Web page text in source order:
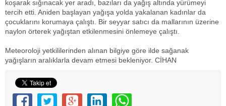
koşarak sığınacak yer aradı, bazıları da yağış altında yürümeyi
tercih etti. Aniden başlayan yağışa yolda yakalanan kadınlar da
çocuklarını korumaya çalıştı. Bir seyyar satıcı da mallarının üzerine
naylon örterek yağıştan etkilenmesini önlemeye çalıştı.
Meteoroloji yetkililerinden alınan bilgiye göre ilde sağanak
yağışların aralıklarla devam etmesi bekleniyor. CİHAN